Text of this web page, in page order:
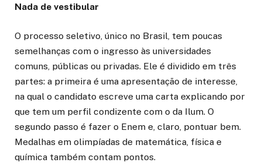
Nada de vestibular
O processo seletivo, único no Brasil, tem poucas
semelhanças com o ingresso às universidades
comuns, públicas ou privadas. Ele é dividido em três
partes: a primeira é uma apresentação de interesse,
na qual o candidato escreve uma carta explicando por
que tem um perfil condizente com o da Ilum. O
segundo passo é fazer o Enem e, claro, pontuar bem.
Medalhas em olimpíadas de matemática, física e
química também contam pontos.